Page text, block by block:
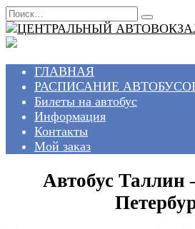
Перейти
к
содержанию
Search
for:
ГЛАВНАЯ
РАСПИСАНИЕ
Билеты на автобус
Информация
Контакты
Мой заказ
Автобус